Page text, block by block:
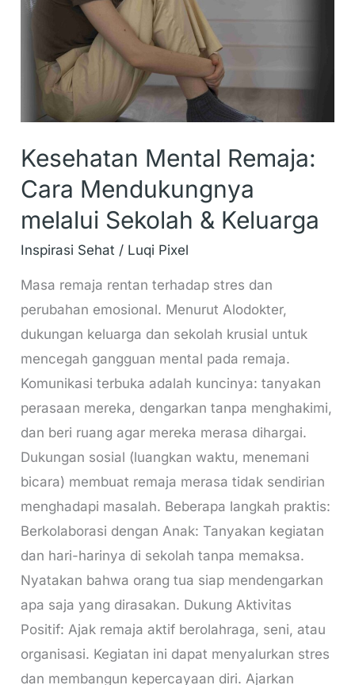
Kesehatan Mental Remaja:
Cara Mendukungnya
melalui Sekolah & Keluarga
Inspirasi Sehat / Luqi Pixel
Masa remaja rentan terhadap stres dan
perubahan emosional. Menurut Alodokter,
dukungan keluarga dan sekolah krusial untuk
mencegah gangguan mental pada remaja.
Komunikasi terbuka adalah kuncinya: tanyakan
perasaan mereka, dengarkan tanpa menghakimi,
dan beri ruang agar mereka merasa dihargai.
Dukungan sosial (luangkan waktu, menemani
bicara) membuat remaja merasa tidak sendirian
menghadapi masalah. Beberapa langkah praktis:
Berkolaborasi dengan Anak: Tanyakan kegiatan
dan hari-harinya di sekolah tanpa memaksa.
Nyatakan bahwa orang tua siap mendengarkan
apa saja yang dirasakan. Dukung Aktivitas
Positif: Ajak remaja aktif berolahraga, seni, atau
organisasi. Kegiatan ini dapat menyalurkan stres
dan membangun kepercayaan diri. Ajarkan
Mendukungnya
Sekolah
Keluarga